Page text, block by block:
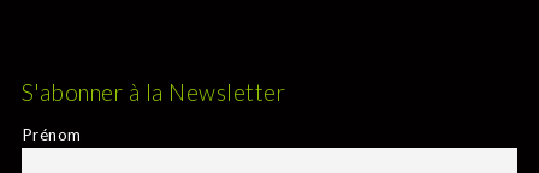
S'abonner à la Newsletter
Prénom